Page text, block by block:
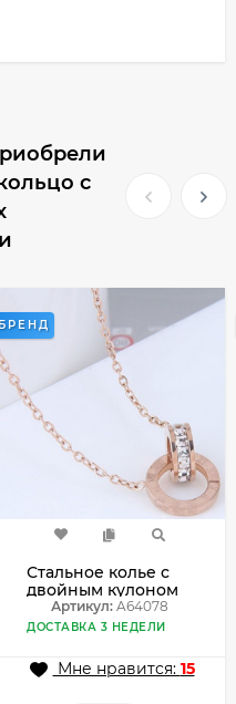
с
БРЕНД
Стальное колье с
двойным кулоном
и римскими
цифрами A64078
Артикул:A64078
ДОСТАВКА 3 НЕДЕЛИ
Мне нравится: 15